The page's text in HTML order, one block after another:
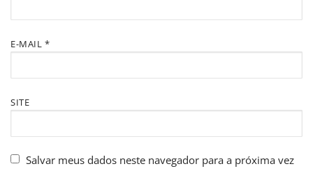
E-MAIL *
SITE
Salvar meus dados neste navegador para a próxima vez